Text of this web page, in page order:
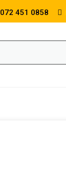
072 451 0858